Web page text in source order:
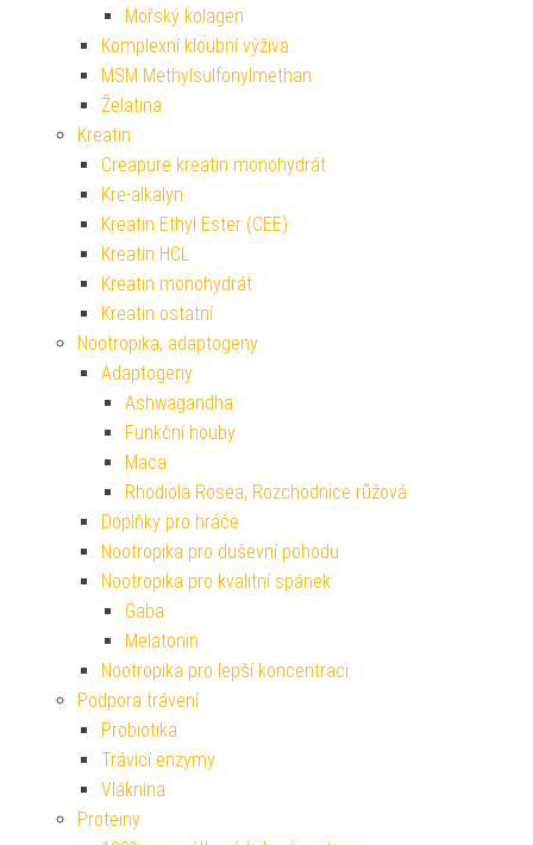
Mořský kolagen
Komplexní kloubní výživa
MSM Methylsulfonylmethan
Želatina
Kreatin
Creapure kreatin monohydrát
Kre-alkalyn
Kreatin Ethyl Ester (CEE)
Kreatin HCL
Kreatin monohydrát
Kreatin ostatní
Nootropika, adaptogeny
Adaptogeny
Ashwagandha
Funkční houby
Maca
Rhodiola Rosea, Rozchodnice růžová
Doplňky pro hráče
Nootropika pro duševní pohodu
Nootropika pro kvalitní spánek
Gaba
Melatonin
Nootropika pro lepší koncentraci
Podpora trávení
Probiotika
Trávicí enzymy
Vláknina
Proteiny